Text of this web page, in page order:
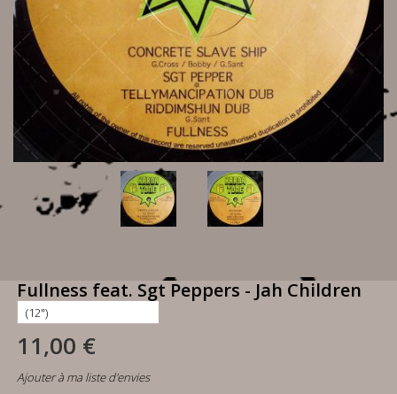
Fullness feat. Sgt Peppers - Jah Children
11,00 €
Ajouter à ma liste d'envies